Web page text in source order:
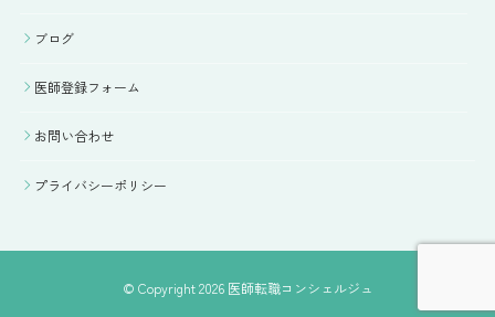
ブログ
医師登録フォーム
お問い合わせ
プライバシーポリシー
© Copyright 2026 医師転職コンシェルジュ